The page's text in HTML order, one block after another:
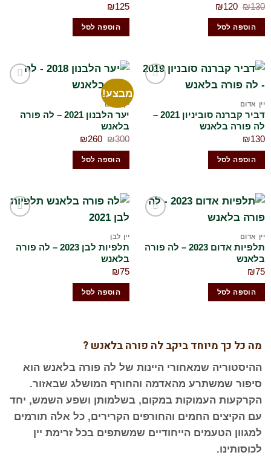
₪130
המחיר
היה:
₪130.
₪120
המחיר
הוא:
₪120.הוספה לסל
₪125
הוספה לסל
המשאלות
יין אדום
דביר קברנה סוביניון 2021 –
לה פורה בלאנש
₪130
הוספה לסל
מבצע!
יין אדום
יער הלבנון 2021 – לה פורה
בלאנש
₪300
המחיר
היה:
₪300.
₪260
המחיר
הוא:
₪260.הוספה לסל
המשאלות
יין אדום
תלפיות אדום 2023 – לה פורה
בלאנש
₪75
הוספה לסל
יין לבן
תלפיות לבן 2023 – לה פורה
בלאנש
₪75
הוספה לסל
מה כל כך מיוחד ביקב לה פורה בלאנש ?
ההיסטוריה שמאחורי היינות של לה פורה בלאנש הוא
סיפור שמשתרע מהאדמה והחורף המושלג שבאזור.
הקרקעות העמוקות במקום, בשלמותן ושפע השמש, יחד
עם הקיצים החמים והחורפים הקרירים, כל אלה תורמים
למגוון הטעמים הייחודיים שמשתפים בכל זרימת יין
לכוסותינו.